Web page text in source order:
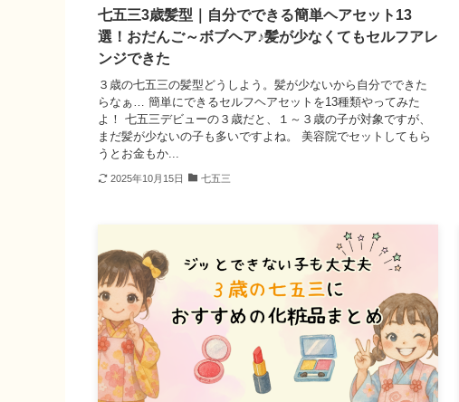
七五三3歳髪型｜自分でできる簡単ヘアセット13
選！おだんご～ボブヘア♪髪が少なくてもセルフアレ
ンジできた
３歳の七五三の髪型どうしよう。髪が少ないから自分でできた
らなぁ… 簡単にできるセルフヘアセットを13種類やってみた
よ！ 七五三デビューの３歳だと、１～３歳の子が対象ですが、
まだ髪が少ないの子も多いですよね。 美容院でセットしてもら
うとお金もか...
2025年10月15日 七五三